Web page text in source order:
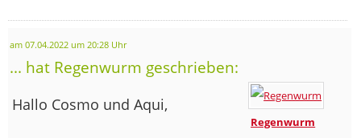
am 07.04.2022 um 20:28 Uhr
... hat Regenwurm geschrieben:
Regenwurm
Hallo Cosmo und Aqui,